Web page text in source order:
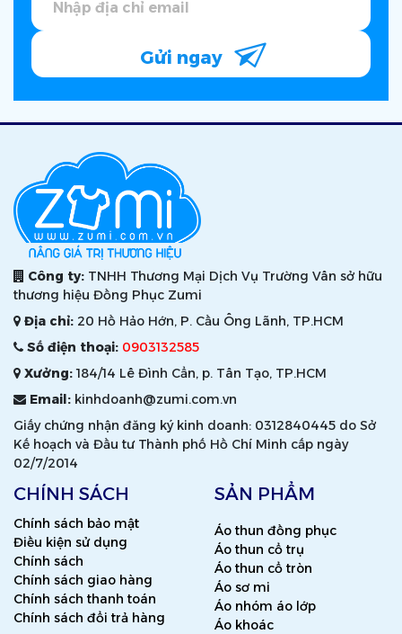
Gửi ngay
Công ty: TNHH Thương Mại Dịch Vụ Trường Vân sở hữu
thương hiệu Đồng Phục Zumi
Địa chỉ: 20 Hồ Hảo Hớn, P. Cầu Ông Lãnh, TP.HCM
Số điện thoại: 0903132585
Xưởng:184/14 Lê Đình Cẩn, p. Tân Tạo, TP.HCM
Email: kinhdoanh@zumi.com.vn
Giấy chứng nhận đăng ký kinh doanh: 0312840445 do Sở
Kế hoạch và Đầu tư Thành phố Hồ Chí Minh cấp ngày
02/7/2014
CHÍNH SÁCH
Chính sách bảo mật
Điều kiện sử dụng
Chính sách
Chính sách giao hàng
Chính sách thanh toán
Chính sách đổi trả hàng
SẢN PHẨM
Áo thun đồng phục
Áo thun cổ trụ
Áo thun cổ tròn
Áo sơ mi
Áo nhóm áo lớp
Áo khoác